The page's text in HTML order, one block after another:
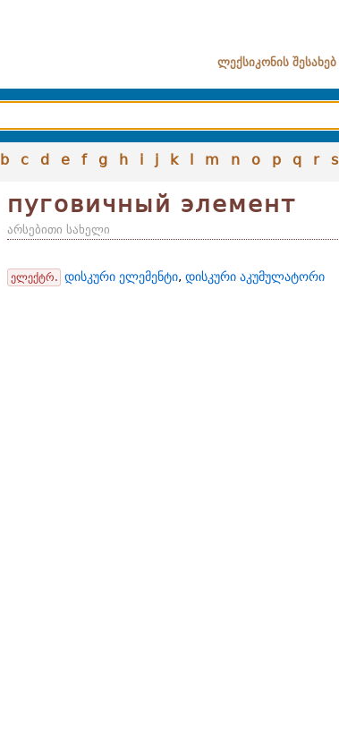
ლექსიკონის შესახებ
b c d e f g h i j k l m n o p q r s
пуговичный элемент
არსებითი სახელი
ელექტრ. დისკური ელემენტი, დისკური აკუმულატორი